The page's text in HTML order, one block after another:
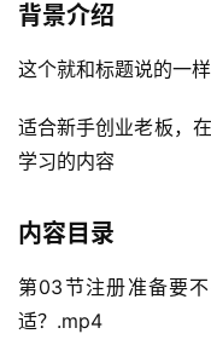
背景介绍
这个就和标题说的一
适合新手创业老板，
学习的内容
内容目录
第03节注册准备要
适？.mp4